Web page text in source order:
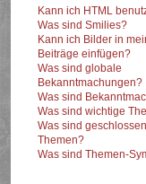
Kann ich HTML
Was sind Smilies?
Kann ich Bilder in
Beiträge einfügen?
Was sind globale
Bekanntmachungen?
Was sind
Was sind wichtige
Was sind
Themen?
Was sind Themen-